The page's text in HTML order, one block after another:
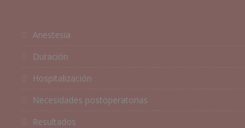
Anestesia
Duración
Hospitalización
Necesidades postoperatorias
Resultados